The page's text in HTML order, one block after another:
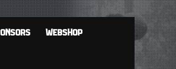
WEBSHOP